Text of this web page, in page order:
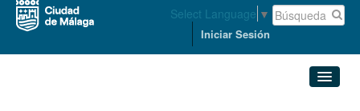
Select Language ▼
Iniciar Sesión